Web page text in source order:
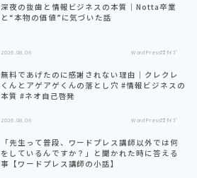
深夜の抜歯と情報ビジネスの本質｜Notta卒業
と“本物の価値”に気づいた話
2026.08.08 WordPressﾏﾈﾀｲｽﾞ
無料であげたのに感謝されない理由｜クレクレ
くんとアゲアゲくんの落とし穴 #情報ビジネスの
本質 #ネオ自己啓発
2026.08.08 WordPressﾏﾈﾀｲｽﾞ
「先生って普段、ワードプレス講師以外では何
をしているんですか？」と聞かれた時に答える
事【ワードプレス講師の小話】